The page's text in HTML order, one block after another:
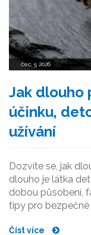
čec, 5 2026
Jak dlouho
účinku,
užívání
Dozvíte se, jak
dlouho je látka
dobou působení,
tipy pro bezpečné
Číst více